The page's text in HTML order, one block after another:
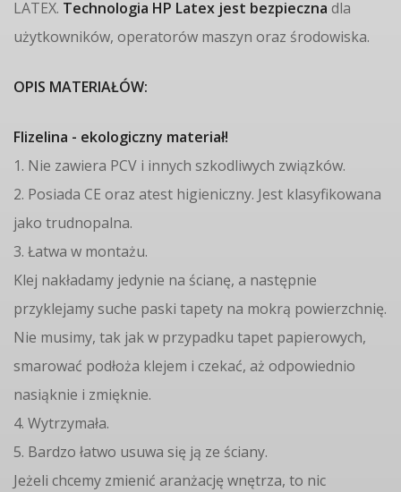
LATEX. Technologia HP Latex jest bezpieczna dla
użytkowników, operatorów maszyn oraz środowiska.
OPIS MATERIAŁÓW:
Flizelina - ekologiczny materiał!
1. Nie zawiera PCV i innych szkodliwych związków.
2. Posiada CE oraz atest higieniczny. Jest klasyfikowana
jako trudnopalna.
3. Łatwa w montażu.
Klej nakładamy jedynie na ścianę, a następnie
przyklejamy suche paski tapety na mokrą powierzchnię.
Nie musimy, tak jak w przypadku tapet papierowych,
smarować podłoża klejem i czekać, aż odpowiednio
nasiąknie i zmięknie.
4. Wytrzymała.
5. Bardzo łatwo usuwa się ją ze ściany.
Jeżeli chcemy zmienić aranżację wnętrza, to nic